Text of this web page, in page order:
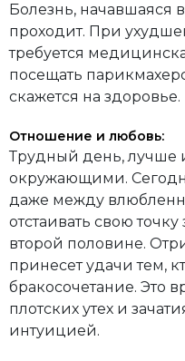
Болезнь, начавшаяся
проходит. При
требуется
посещать
скажется на здоровье.
Отношение и любовь:
Трудный день, лучше
окружающими.
даже между
отстаивать свою
второй половине.
принесет удачи тем,
бракосочетание. Это
плотских утех и
интуицией.